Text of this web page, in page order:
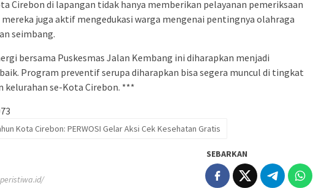
Cirebon di lapangan tidak hanya memberikan pelayanan pemeriksaan
mereka juga aktif mengedukasi warga mengenai pentingnya olahraga
seimbang.
bersama Puskesmas Jalan Kembang ini diharapkan menjadi
Program preventif serupa diharapkan bisa segera muncul di tingkat
kelurahan se-Kota Cirebon. ***
Kota Cirebon: PERWOSI Gelar Aksi Cek Kesehatan Gratis
SEBARKAN